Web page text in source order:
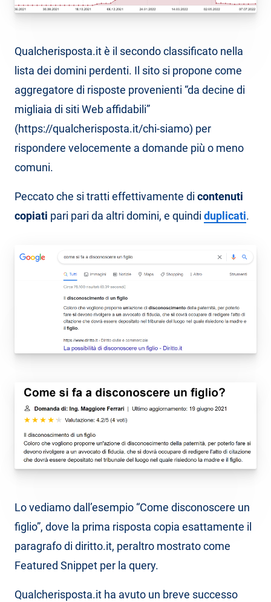
Qualcherisposta.it è il secondo classificato nella
lista dei domini perdenti. Il sito si propone come
aggregatore di risposte provenienti “da decine di
migliaia di siti Web affidabili”
(https://qualcherisposta.it/chi-siamo) per
rispondere velocemente a domande più o meno
comuni.
Peccato che si tratti effettivamente di contenuti
copiati pari pari da altri domini, e quindi duplicati.
Lo vediamo dall’esempio “Come disconoscere un
figlio”, dove la prima risposta copia esattamente il
paragrafo di diritto.it, peraltro mostrato come
Featured Snippet per la query.
Qualcherisposta.it ha avuto un breve successo